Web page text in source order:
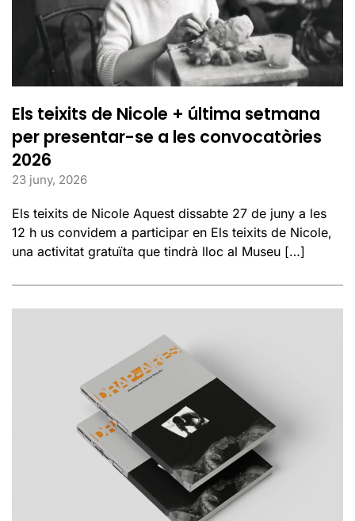
Els teixits de Nicole + última setmana
per presentar-se a les convocatòries
2026
23 juny, 2026
Els teixits de Nicole Aquest dissabte 27 de juny a les
12 h us convidem a participar en Els teixits de Nicole,
una activitat gratuïta que tindrà lloc al Museu […]